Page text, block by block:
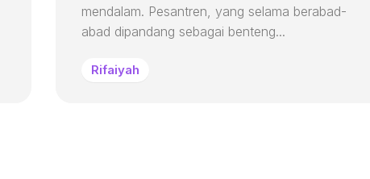
mendalam. Pesantren, yang selama berabad-
abad dipandang sebagai benteng...
Rifaiyah